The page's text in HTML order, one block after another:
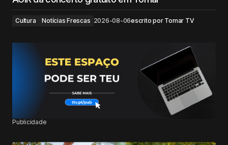
Cultura Notícias Frescas 2026-08-06escrito por Tomar TV
Publicidade